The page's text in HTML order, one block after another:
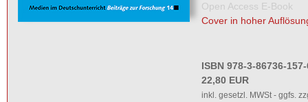
Open Access E-Book
Cover in hoher
ISBN 978-3-86736-
22,80 EUR
inkl. gesetzl. MWSt - ggfs.